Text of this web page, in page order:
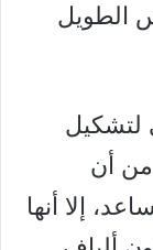
الطويل
لتشكيل
أن
إلا أنها